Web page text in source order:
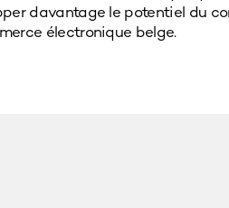
électronique belge.